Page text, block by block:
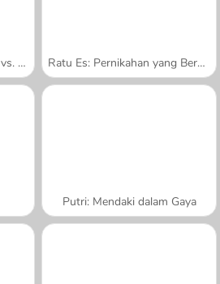
Red-Haired Fairy: Fantasy vs. Reality Ratu Es: Pernikahan yang Berantakan
Putri: Mendaki dalam Gaya